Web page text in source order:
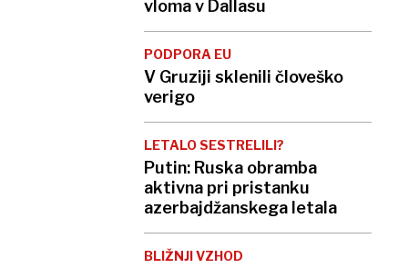
vloma v Dallasu
PODPORA EU
V Gruziji sklenili človeško
verigo
LETALO SESTRELILI?
Putin: Ruska obramba
aktivna pri pristanku
azerbajdžanskega letala
BLIŽNJI VZHOD